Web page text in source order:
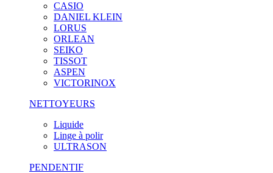
CASIO
DANIEL KLEIN
LORUS
ORLEAN
SEIKO
TISSOT
ASPEN
VICTORINOX
NETTOYEURS
Liquide
Linge à polir
ULTRASON
PENDENTIF